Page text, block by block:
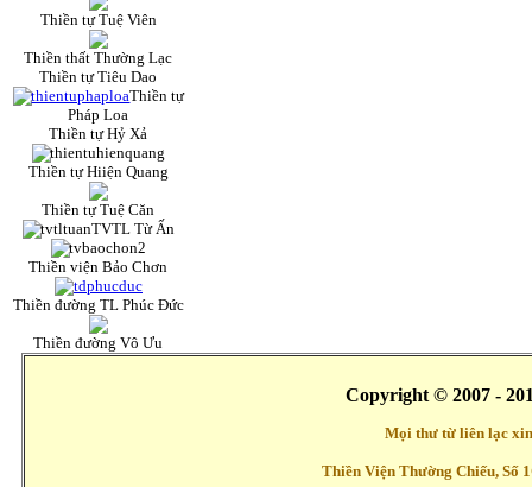
Thiền tự Tuệ Viên
Thiền thất Thường Lạc
Thiền tự Tiêu Dao
Thiền tự
Pháp Loa
Thiền tự Hỷ Xả
Thiền tự Hiiện Quang
Thiền tự Tuệ Căn
TVTL Từ Ấn
Thiền viện Bảo Chơn
Thiền đường TL Phúc Đức
Thiền đường Vô Ưu
Copyright © 2007 -
Mọi thư từ liên lạc
Thiền Viện Thường Chiếu, Số